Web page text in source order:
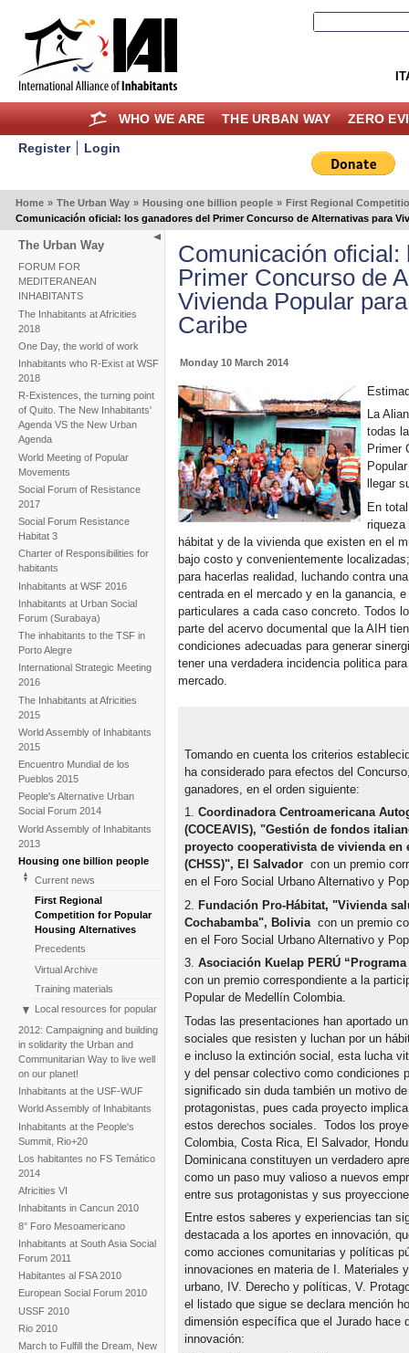
WHO WE ARE THE URBAN WAY ZERO
Register Login
Home » The Urban Way » Housing one billion people » First Regional
Comunicación oficial: los ganadores del Primer Concurso de Alternativas para
The Urban Way
FORUM FOR
MEDITERANEAN
INHABITANTS
The Inhabitants at Africities
2018
One Day, the world of work
Inhabitants who R-Exist at WSF
2018
R-Existences, the turning point
of Quito. The New Inhabitants'
Agenda VS the New Urban
Agenda
World Meeting of Popular
Movements
Social Forum of Resistance
2017
Social Forum Resistance
Habitat 3
Charter of Responsibilities for
habitants
Inhabitants at WSF 2016
Inhabitants at Urban Social
Forum (Surabaya)
The inhabitants to the TSF in
Porto Alegre
International Strategic Meeting
2016
The Inhabitants at Africities
2015
World Assembly of Inhabitants
2015
Encuentro Mundial de los
Pueblos 2015
People's Alternative Urban
Social Forum 2014
World Assembly of Inhabitants
2013
Housing one billion people
Current news
First Regional
Competition for Popular
Housing Alternatives
Precedents
Virtual Archive
Training materials
Local resources for popular
Blog: Territorios,
Gobernanza y Democracia
2012: Campaigning and building
in solidarity the Urban and
Communitarian Way to live well
on our planet!
Inhabitants at the USF-WUF
World Assembly of Inhabitants
Inhabitants at the People's
Summit, Rio+20
Los habitantes no FS Temático
2014
Africities VI
Inhabitants in Cancun 2010
8° Foro Mesoamericano
Inhabitants at South Asia Social
Forum 2011
Habitantes al FSA 2010
European Social Forum 2010
USSF 2010
Rio 2010
March to Fulfill the Dream, New
Comunicación oficial:
Primer Concurso de
Vivienda Popular
Caribe
Monday 10 March 2014
La
todas
Primer
llegar
En
riqueza
hábitat y de la vivienda que existen en el
bajo costo y convenientemente
para hacerlas realidad, luchando contra
centrada en el mercado y en la ganancia,
particulares a cada caso concreto. Todos
parte del acervo documental que la AIH
condiciones adecuadas para generar
tener una verdadera incidencia politica
mercado.
Tomando en cuenta los criterios
ha considerado para efectos del
ganadores, en el orden siguiente:
1. Coordinadora Centroamericana
(COCEAVIS), "Gestión de fondos
proyecto cooperativista de vivienda en
(CHSS)", El Salvadorcon un premio
en el Foro Social Urbano Alternativo y
2.
Fundación Pro-Hábitat, "Vivienda
Cochabamba", Boliviacon un premio
en el Foro Social Urbano Alternativo y
3. Asociación Kuelap PERÚ
con un premio correspondiente a la
Popular de Medellín Colombia.
Todas las presentaciones han aportado
sociales que resisten y luchan por un
e incluso la extinción social, esta lucha
y del pensar colectivo como condiciones
significado sin duda también un motivo
protagonistas, pues cada proyecto
estos derechos sociales. Todos los
Colombia, Costa Rica, El Salvador,
Dominicana constituyen un verdadero
como un paso muy valioso a nuevos
entre sus protagonistas y sus
Entre estos saberes y experiencias tan
destacada a los aportes en innovación,
como acciones comunitarias y políticas
innovaciones en materia de I. Materiales
urbano, IV. Derecho y políticas, V.
el listado que sigue se declara mención
dimensión específica que el Jurado hace
innovación: